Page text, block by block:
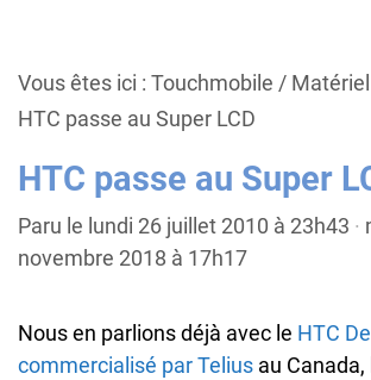
Vous êtes ici : Touchmobile /
HTC passe au Super LCD
HTC passe au Super
Paru le lundi 26 juillet 2010 à 23h43 ·
novembre 2018 à 17h17
Nous en parlions déjà avec le HTC
commercialisé par Telius au